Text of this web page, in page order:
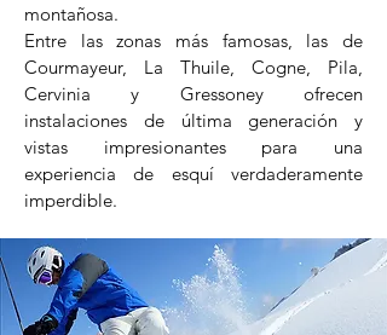
montañosa.
Entre las zonas más famosas, las de
Courmayeur, La Thuile, Cogne, Pila,
Cervinia y Gressoney ofrecen
instalaciones de última generación y
vistas impresionantes para una
experiencia de esquí verdaderamente
imperdible.